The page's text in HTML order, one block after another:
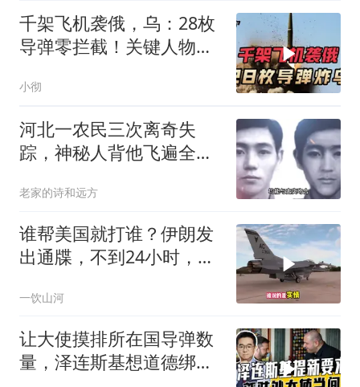
千架飞机袭俄，乌：28枚
导弹零拦截！关键人物被
小彻
河北一农民三次离奇失
踪，神秘人背他飞遍全中
老家的诗和远方
谁帮美国就打谁？伊朗发
出通牒，不到24小时，特
一饮山河
让大使摸排所在国导弹数
量，泽连斯基想道德绑架